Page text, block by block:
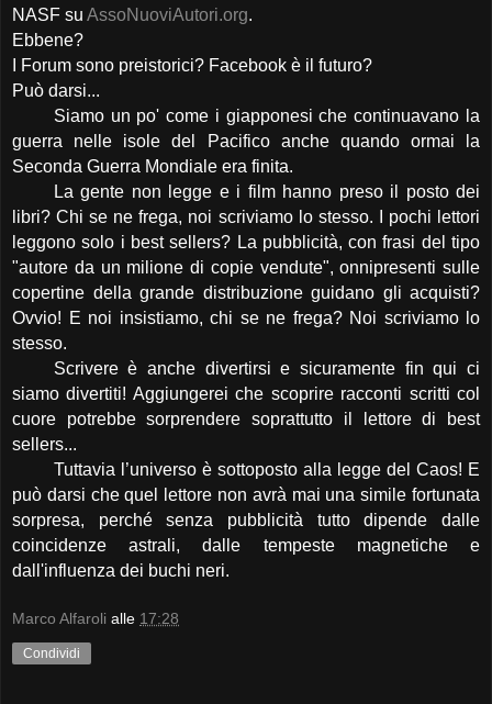
NASF su AssoNuoviAutori.org.
Ebbene?
I Forum sono preistorici? Facebook è il futuro?
Può darsi...
Siamo un po' come i giapponesi che continuavano la
guerra nelle isole del Pacifico anche quando ormai la
Seconda Guerra Mondiale era finita.
La gente non legge e i film hanno preso il posto dei
libri? Chi se ne frega, noi scriviamo lo stesso. I pochi lettori
leggono solo i best sellers? La pubblicità, con frasi del tipo
"autore da un milione di copie vendute", onnipresenti sulle
copertine della grande distribuzione guidano gli acquisti?
Ovvio! E noi insistiamo, chi se ne frega? Noi scriviamo lo
stesso.
Scrivere è anche divertirsi e sicuramente fin qui ci
siamo divertiti! Aggiungerei che scoprire racconti scritti col
cuore potrebbe sorprendere soprattutto il lettore di best
sellers...
Tuttavia l’universo è sottoposto alla legge del Caos! E
può darsi che quel lettore non avrà mai una simile fortunata
sorpresa, perché senza pubblicità tutto dipende dalle
coincidenze astrali, dalle tempeste magnetiche e
dall'influenza dei buchi neri.
Marco Alfaroli alle 17:28
Condividi